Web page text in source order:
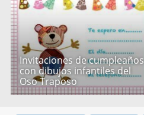
Invitaciones de cumpleaños
con dibujos infantiles del
Oso Traposo